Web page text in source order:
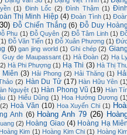
(1) Đinh Lốc (2) Đình Thậm (1)
Thị Minh Hiệp (4) Đoàn Tình (1)
Đỗ Chiến Thắng (6) Đỗ Duy
Phu (1) Đỗ Quyên (2) Đỗ Tâm Linh (1)
Đỗ Văn Tiến (1) Đỗ Xuân Phương (1)
(6) gan jing world (1) Ghi chép (2)
Guy de Maupassant (1) Hà Đoàn (2) Hạ
Hà Phi Phượng (1) Hạ Thi (3) Hà Thị
Miên (3) Hải Phong (2) Hải Thăng (1)
(2) Hàn Du Tử (17) Hàn Hữu Yên
Nguyệt (1) Hàn Phong Vũ (19) Hàn
(1) Hiếu Dũng (1) Hoa Hướng Dương
(2) Hoà Văn (10) Hoa Xuyến Chi (1)
Anh (6) Hoàng Anh 79 (26)
(2) Hoàng Giao (4) Hoàng Hạ
Hoàng Kim (1) Hoàng Kim Chi (1) Hoàng